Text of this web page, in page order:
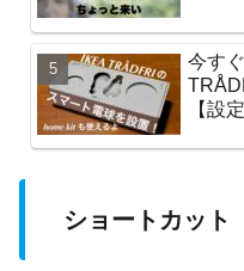
今す
【設
ショートカット